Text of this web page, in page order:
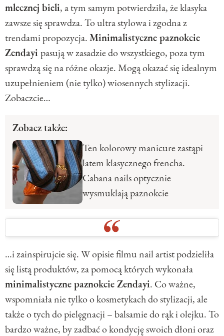
mlecznej bieli, a tym samym potwierdziła, że klasyka
zawsze się sprawdza. To ultra stylowa i zgodna z
trendami propozycja.Minimalistyczne paznokcie
Zendayi pasują w zasadzie do wszystkiego, poza tym
sprawdzą się na różne okazje. Mogą okazać się idealnym
uzupełnieniem (nie tylko) wiosennych stylizacji.
Zobaczcie…
Zobacz także:
Ten kolorowy manicure zastąpi
latem klasycznego frencha.
Cabana nails optycznie
wysmuklają paznokcie
…i zainspirujcie się. W opisie filmu nail artist podzieliła
się listą produktów, za pomocą których wykonała
minimalistyczne paznokcie Zendayi. Co ważne,
wspomniała nie tylko o kosmetykach do stylizacji, ale
także o tych do pielęgnacji – balsamie do rąk i olejku. To
bardzo ważne, by zadbać o kondycję swoich dłoni oraz